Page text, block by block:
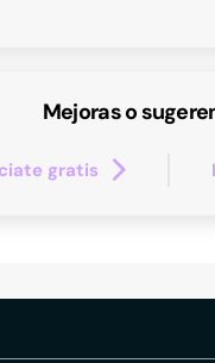
Mejoras o
gratis